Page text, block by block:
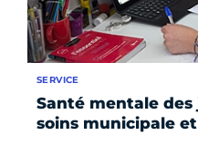
Santé mentale
soins municipale
SERVICE